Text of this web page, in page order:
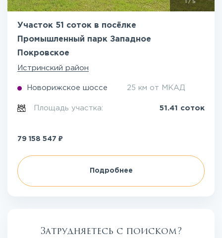
/ 5
Участок 51 соток в посёлке
Промышленный парк Западное
Покровское
Истринский район
Новорижское шоссе 25 км от МКАД
Площадь участка: 51.41 соток
79 158 547 ₽
Подробнее
Затрудняетесь с поиском?